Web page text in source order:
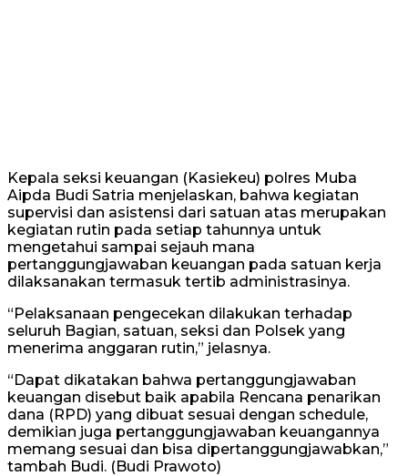
Kepala seksi keuangan (Kasiekeu) polres Muba
Aipda Budi Satria menjelaskan, bahwa kegiatan
supervisi dan asistensi dari satuan atas merupakan
kegiatan rutin pada setiap tahunnya untuk
mengetahui sampai sejauh mana
pertanggungjawaban keuangan pada satuan kerja
dilaksanakan termasuk tertib administrasinya.
“Pelaksanaan pengecekan dilakukan terhadap
seluruh Bagian, satuan, seksi dan Polsek yang
menerima anggaran rutin,” jelasnya.
“Dapat dikatakan bahwa pertanggungjawaban
keuangan disebut baik apabila Rencana penarikan
dana (RPD) yang dibuat sesuai dengan schedule,
demikian juga pertanggungjawaban keuangannya
memang sesuai dan bisa dipertanggungjawabkan,”
tambah Budi. (Budi Prawoto)